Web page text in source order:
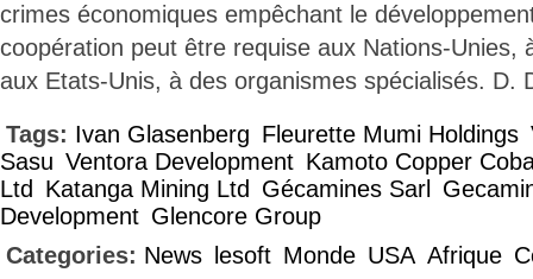
crimes économiques empêchant le
coopération peut être requise aux Nations-Unies,
aux Etats-Unis, à des organismes spécialisés. D.
Tags: Ivan Glasenberg Fleurette Mumi Holdings
Sasu Ventora Development Kamoto Copper
Ltd
Katanga Mining Ltd Gécamines Sarl
Development Glencore Group
Categories: News lesoft Monde USA Afrique